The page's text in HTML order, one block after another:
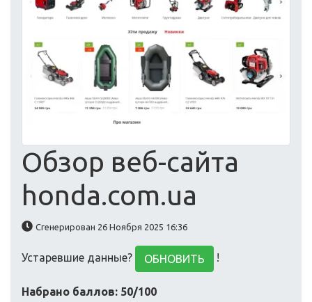
Обзор веб-сайта
honda.com.ua
Сгенерирован 26 Ноября 2025 16:36
Устаревшие данные? ОБНОВИТЬ !
Набрано баллов: 50/100